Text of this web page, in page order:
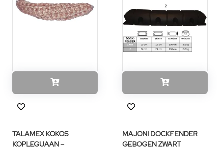
TALAMEX KOKOS
KOPLEGUAAN –
MAJONI DOCKFENDER
GEBOGEN ZWART